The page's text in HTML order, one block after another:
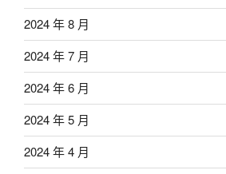
2024 年 8 月
2024 年 7 月
2024 年 6 月
2024 年 5 月
2024 年 4 月